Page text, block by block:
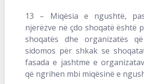
13 – Miqësia e ngushtë,
njerëzve në çdo shoqatë është
shoqatës dhe organizatës
sidomos për shkak se
fasada e jashtme e
që ngrihen mbi miqësinë e